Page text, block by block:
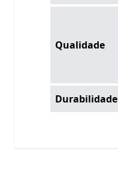
Qualidade
Durabilidade